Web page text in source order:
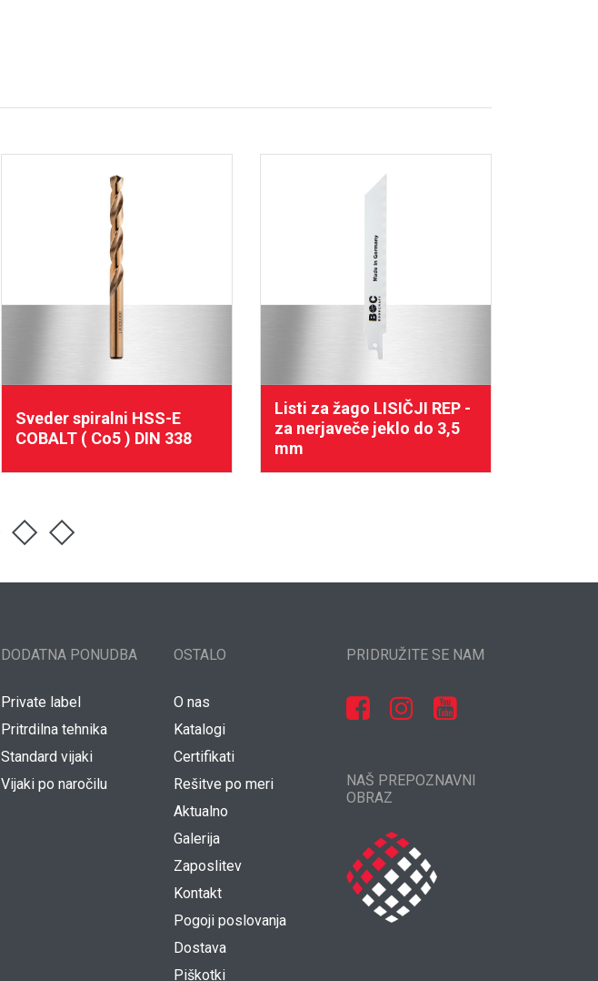
Sveder spiralni HSS-E
COBALT ( Co5 ) DIN 338
Listi za žago LISIČJI REP -
za nerjaveče jeklo do 3,5
mm
DODATNA PONUDBA
Private label
Pritrdilna tehnika
Standard vijaki
Vijaki po naročilu
OSTALO
O nas
Katalogi
Certifikati
Rešitve po meri
Aktualno
Galerija
Zaposlitev
Kontakt
Pogoji poslovanja
Dostava
Piškotki
PRIDRUŽITE SE NAM
NAŠ PREPOZNAVNI
OBRAZ